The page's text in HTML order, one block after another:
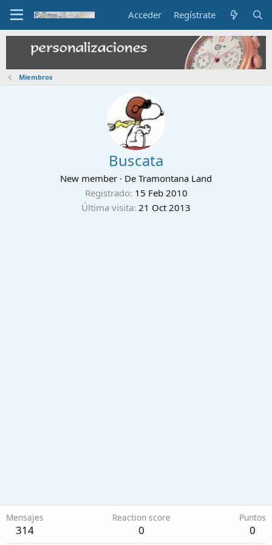
Acceder Regístrate
Miembros
Buscata
New member · De Tramontana Land
Registrado 15 Feb 2010
Última visita 21 Oct 2013
Mensajes
314
Reaction score
0
Puntos
0